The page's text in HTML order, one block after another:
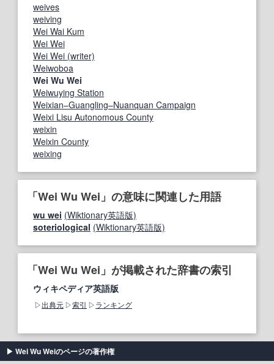
weives
weiving
Wei Wai Kum
Wei Wei
Wei Wei (writer)
Weiwoboa
Wei Wu Wei
Weiwuying Station
Weixian–Guangling–Nuanquan Campaign
Weixi Lisu Autonomous County
weixin
Weixin County
weixing
「Wei Wu Wei」の意味に関連した用語
wu wei (Wiktionary英語版)
soteriological (Wiktionary英語版)
「Wei Wu Wei」が掲載された辞書の索引
ウィキペディア英語版
出典元 索引 ランキング
Wei Wu Weiのページの著作権